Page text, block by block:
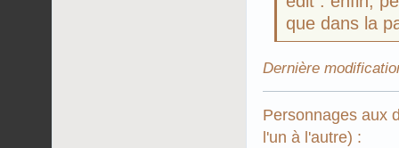
que dans la
Dernière
Personnages aux
l'un à l'autre) :